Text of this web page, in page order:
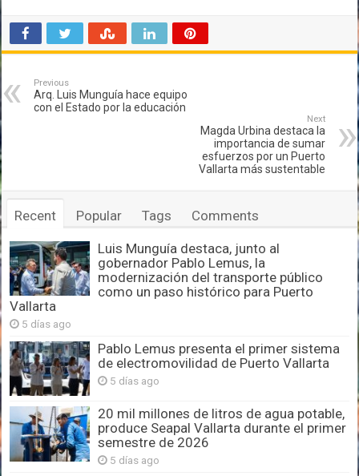
Previous
Arq. Luis Munguía hace equipo
con el Estado por la educación
Next
Magda Urbina destaca la
importancia de sumar
esfuerzos por un Puerto
Vallarta más sustentable
Recent Popular Tags Comments
Luis Munguía destaca, junto al
gobernador Pablo Lemus, la
modernización del transporte público
como un paso histórico para Puerto
Vallarta
5 días ago
Pablo Lemus presenta el primer sistema
de electromovilidad de Puerto Vallarta
5 días ago
20 mil millones de litros de agua potable,
produce Seapal Vallarta durante el primer
semestre de 2026
5 días ago